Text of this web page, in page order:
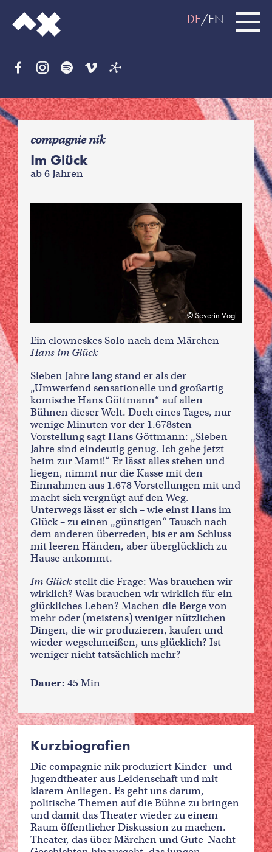
DE EN
f
compagnie nik
Im Glück
ab 6 Jahren
Severin Vogl
Ein clowneskes Solo nach dem Märchen
Hans im Glück
Sieben Jahre lang stand er als der
„Umwerfend sensationelle und großartig
komische Hans Göttmann“ auf allen
Bühnen dieser Welt. Doch eines Tages, nur
wenige Minuten vor der 1.678sten
Vorstellung sagt Hans Göttmann: „Sieben
Jahre sind eindeutig genug. Ich gehe jetzt
heim zur Mami!“ Er lässt alles stehen und
liegen, nimmt nur die Kasse mit den
Einnahmen aus 1.678 Vorstellungen mit und
macht sich vergnügt auf den Weg.
Unterwegs lässt er sich – wie einst Hans im
Glück – zu einen „günstigen“ Tausch nach
dem anderen überreden, bis er am Schluss
mit leeren Händen, aber überglücklich zu
Hause ankommt.
Im Glückstellt die Frage: Was brauchen wir
wirklich? Was brauchen wir wirklich für ein
glückliches Leben? Machen die Berge von
mehr oder (meistens) weniger nützlichen
Dingen, die wir produzieren, kaufen und
wieder wegschmeißen, uns glücklich? Ist
weniger nicht tatsächlich mehr?
Dauer: 45 Min
Kurzbiografien
Die compagnie nik produziert Kinder- und
Jugendtheater aus Leidenschaft und mit
klarem Anliegen. Es geht uns darum,
politische Themen auf die Bühne zu bringen
und damit das Theater wieder zu einem
Raum öffentlicher Diskussion zu machen.
Theater, das über Märchen und Gute-Nacht-